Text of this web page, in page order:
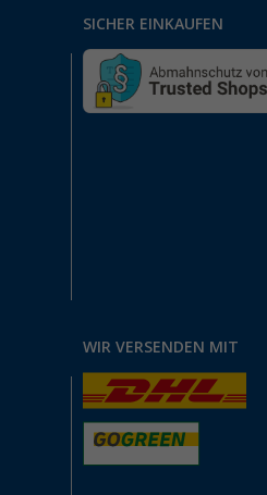
SICHER EINKAUFEN
WIR VERSENDEN MIT